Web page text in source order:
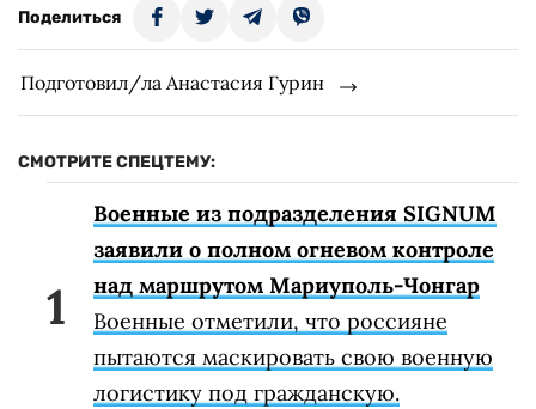
Поделиться
Подготовил/ла Анастасия Гурин
СМОТРИТЕ СПЕЦТЕМУ:
Военные из подразделения SIGNUM
заявили о полном огневом контроле
над маршрутом Мариуполь-Чонгар
Военные отметили, что россияне
пытаются маскировать свою военную
логистику под гражданскую.